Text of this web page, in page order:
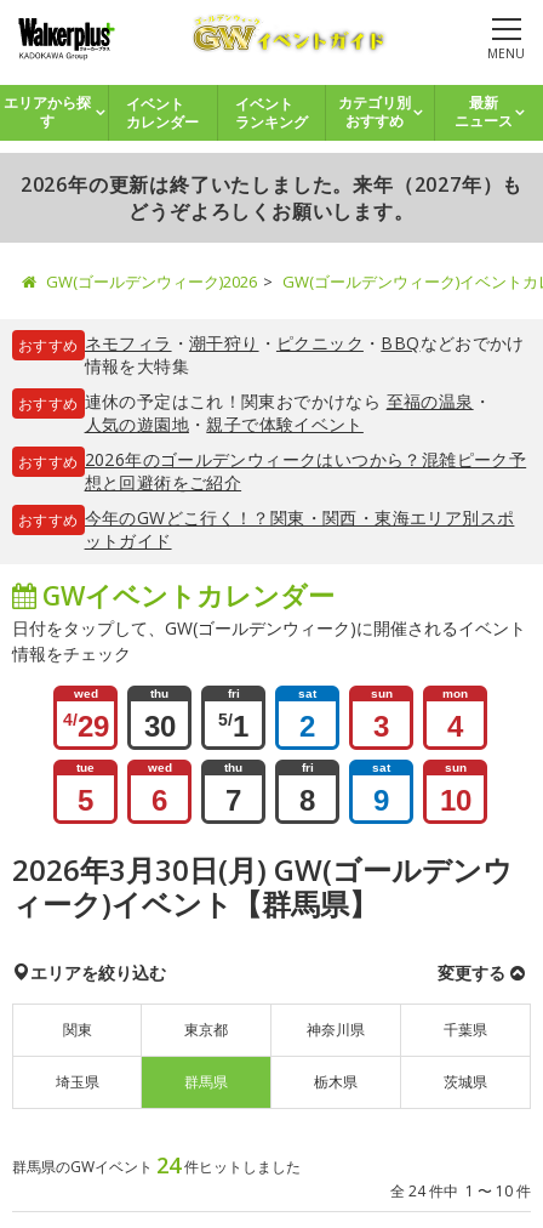
MENU
エリアから探
す
イベント
カレンダー
イベント
ランキング
カテゴリ別
おすすめ
最新
ニュース
2026年の更新は終了いたしました。来年（2027年）も
どうぞよろしくお願いします。
GW(ゴールデンウィーク)2026 GW(ゴールデンウィーク)イベント
おすすめ ネモフィラ ・ 潮干狩り ・ ピクニック ・ BBQなどおでかけ
情報を大特集
おすすめ 連休の予定はこれ！関東おでかけなら 至福の温泉 ・
人気の遊園地・親子で体験イベント
おすすめ 2026年のゴールデンウィークはいつから？混雑ピーク予
想と回避術をご紹介
おすすめ 今年のGWどこ行く！？関東・関西・東海エリア別スポ
ットガイド
GWイベントカレンダー
日付をタップして、GW(ゴールデンウィーク)に開催されるイベント
情報をチェック
wed
4/29
thu
30
fri
5/1
sat
2
sun
3
mon
4
tue
5
wed
6
thu
7
fri
8
sat
9
sun
10
2026年3月30日(月) GW(ゴールデンウ
ィーク)イベント【群馬県】
エリアを絞り込む 変更する
関東 東京都 神奈川県 千葉県
埼玉県 群馬県 栃木県 茨城県
群馬県のGWイベント 24件ヒットしました
全 24 件中 1 〜 10 件